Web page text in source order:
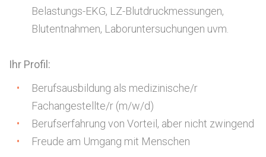
Belastungs-EKG, LZ-Blutdruckmessungen,
Blutentnahmen, Laboruntersuchungen uvm.
Ihr Profil:
Berufsausbildung als medizinische/r
Fachangestellte/r (m/w/d)
Berufserfahrung von Vorteil, aber nicht zwingend
Freude am Umgang mit Menschen